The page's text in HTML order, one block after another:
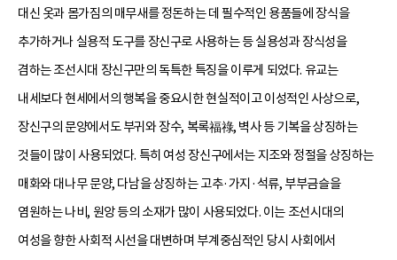
대신 옷과 몸가짐의 매무새를 정돈하는 데 필수적인 용품들에 장식을
추가하거나 실용적 도구를 장신구로 사용하는 등 실용성과 장식성을
겸하는 조선시대 장신구만의 독특한 특징을 이루게 되었다. 유교는
내세보다 현세에서의 행복을 중요시한 현실적이고 이성적인 사상으로,
장신구의 문양에서도 부귀와 장수, 복록福祿, 벽사 등 기복을 상징하는
것들이 많이 사용되었다. 특히 여성 장신구에서는 지조와 정절을 상징하는
매화와 대나무 문양, 다남을 상징하는 고추·가지·석류, 부부금슬을
염원하는 나비, 원앙 등의 소재가 많이 사용되었다. 이는 조선시대의
여성을 향한 사회적 시선을 대변하며 부계중심적인 당시 사회에서